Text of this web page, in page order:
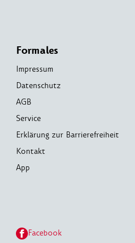
Formales
Impressum
Datenschutz
AGB
Service
Erklärung zur Barrierefreiheit
Kontakt
App
Facebook